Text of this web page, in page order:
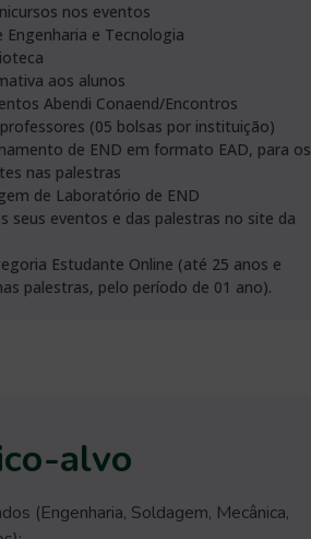
nos eventos
Engenharia e Tecnologia
aos alunos
Abendi Conaend/Encontros
(05 bolsas por instituição)
de END em formato EAD, para os
nas palestras
de Laboratório de END
seus eventos e das palestras no site da
Estudante Online (até 25 anos e
palestras, pelo período de 01 ano).
alvo
(Engenharia, Soldagem, Mecânica,